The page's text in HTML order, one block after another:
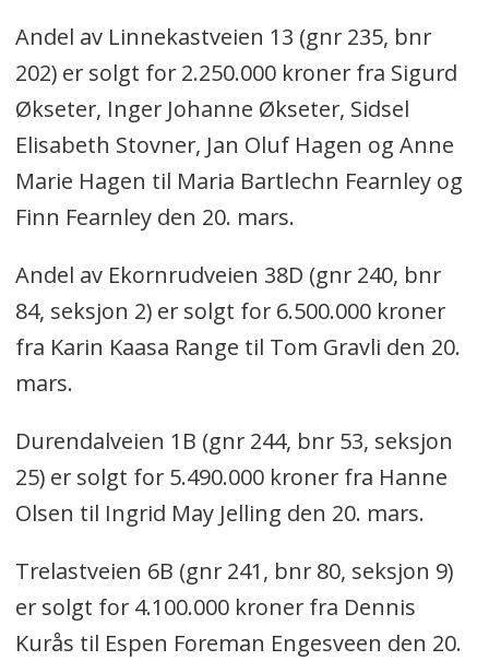
Andel av Linnekastveien 13 (gnr 235, bnr
202) er solgt for 2.250.000 kroner fra Sigurd
Økseter, Inger Johanne Økseter, Sidsel
Elisabeth Stovner, Jan Oluf Hagen og Anne
Marie Hagen til Maria Bartlechn Fearnley og
Finn Fearnley den 20. mars.
Andel av Ekornrudveien 38D (gnr 240, bnr
84, seksjon 2) er solgt for 6.500.000 kroner
fra Karin Kaasa Range til Tom Gravli den 20.
mars.
Durendalveien 1B (gnr 244, bnr 53, seksjon
25) er solgt for 5.490.000 kroner fra Hanne
Olsen til Ingrid May Jelling den 20. mars.
Trelastveien 6B (gnr 241, bnr 80, seksjon 9)
er solgt for 4.100.000 kroner fra Dennis
Kurås til Espen Foreman Engesveen den 20.